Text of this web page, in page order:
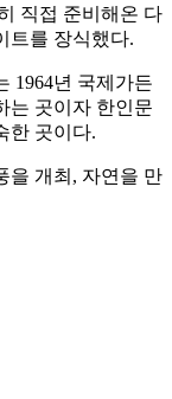
직접 준비해온 다
트를 장식했다.
1964년 국제가든
는 곳이자 한인문
한 곳이다.
을 개최, 자연을 만